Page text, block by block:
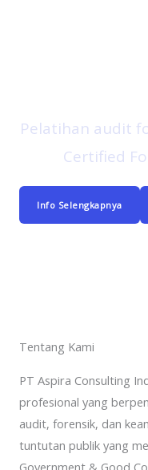
Pelatihan audit
Certified
Info Selengkapnya
Tentang Kami
PT Aspira Consulting
profesional yang
audit, forensik, dan
tuntutan publik yang
Government & Good